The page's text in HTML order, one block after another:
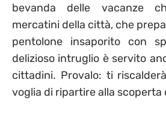
bevanda delle vacanze
mercatini della città, che
pentolone insaporito con
delizioso intruglio è servito
cittadini. Provalo: ti
voglia di ripartire alla scoperta